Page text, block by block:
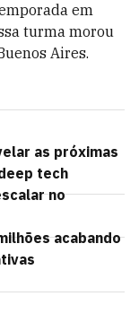
em
turma morou
Aires.
as próximas
tech
no
acabando